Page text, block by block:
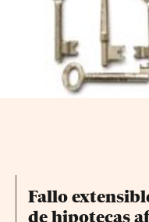
Fallo
de hipotecas